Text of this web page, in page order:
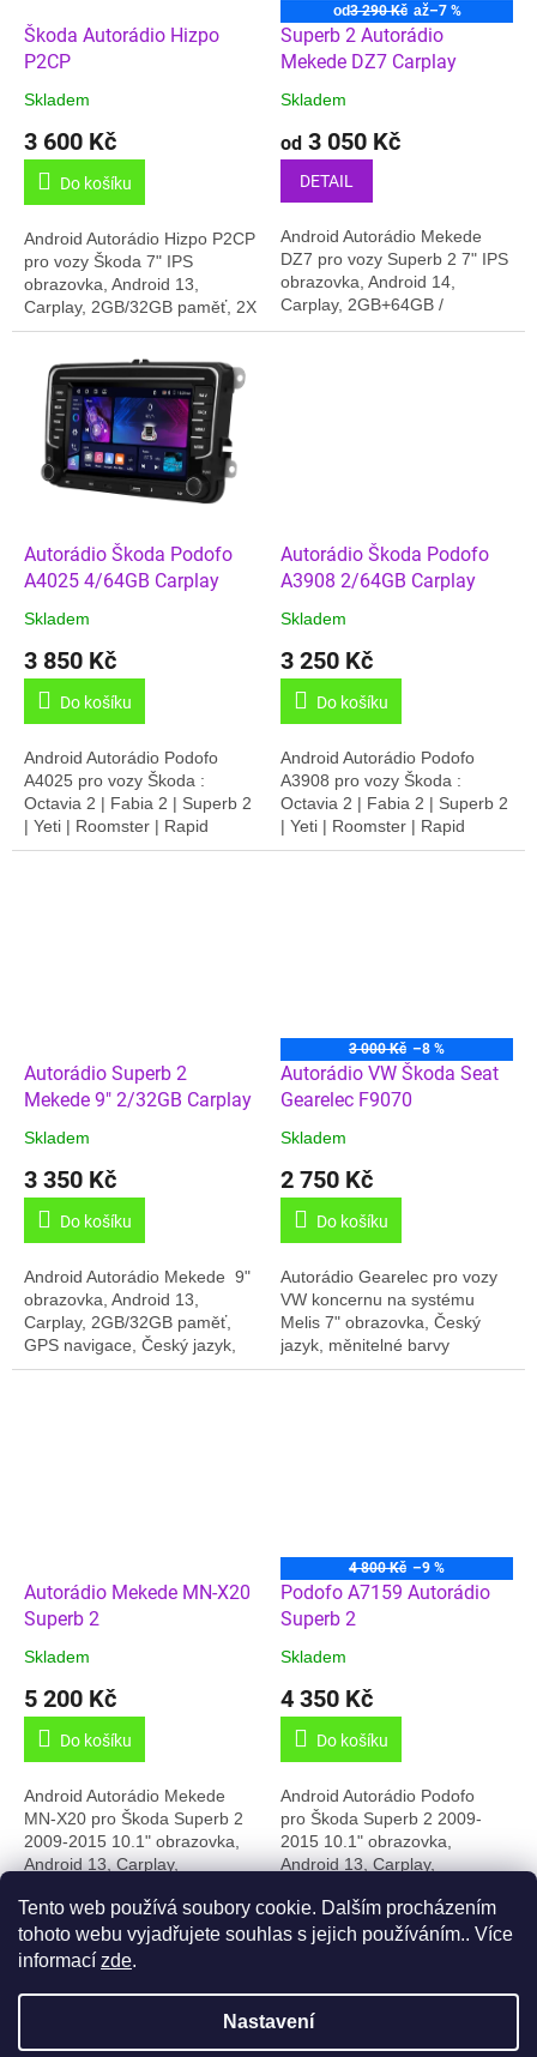
Tento web používá soubory cookie. Dalším procházením
tohoto webu vyjadřujete souhlas s jejich používáním.. Více
informací zde.
Nastavení
Škoda Autorádio Hizpo
P2CP
Skladem
3 600 Kč
Do košíku
Android Autorádio Hizpo P2CP
pro vozy Škoda 7" IPS
obrazovka, Android 13,
Carplay, 2GB/32GB paměť, 2X
USB na předním panelu,
1.5GHZ,GPS, Český jazyk,...
od3 290 Kč až–7 %
Superb 2 Autorádio
Mekede DZ7 Carplay
Skladem
od 3 050 Kč
DETAIL
Android Autorádio Mekede
DZ7 pro vozy Superb 2 7" IPS
obrazovka, Android 14,
Carplay, 2GB+64GB /
4GB+64GB paměť, 2X USB na
Autorádio Škoda Podofo
A4025 4/64GB Carplay
Skladem
3 850 Kč
Do košíku
Android Autorádio Podofo
A4025 pro vozy Škoda :
Octavia 2 | Fabia 2 | Superb 2
| Yeti | Roomster | Rapid
(zkontrolujte zda je tato
Autorádio Škoda Podofo
A3908 2/64GB Carplay
Skladem
3 250 Kč
Do košíku
Android Autorádio Podofo
A3908 pro vozy Škoda :
Octavia 2 | Fabia 2 | Superb 2
| Yeti | Roomster | Rapid
(zkontrolujte zda je tato
Autorádio Superb 2
Mekede 9" 2/32GB Carplay
Skladem
3 350 Kč
Do košíku
Android Autorádio Mekede 9"
obrazovka, Android 13,
Carplay, 2GB/32GB paměť,
GPS navigace, Český jazyk,
Online rádia,.... Pasuje do
3 000 Kč –8 %
Autorádio VW Škoda Seat
Gearelec F9070
Skladem
2 750 Kč
Do košíku
Autorádio Gearelec pro vozy
VW koncernu na systému
Melis 7" obrazovka, Český
jazyk, měnitelné barvy
podsvitu tlačítek, Ovládání
Autorádio Mekede MN-X20
Superb 2
Skladem
5 200 Kč
Do košíku
Android Autorádio Mekede
MN-X20 pro Škoda Superb 2
2009-2015 10.1" obrazovka,
Android 13, Carplay,
Český jazyk, 4G, témata
prostředí.... Sada...
4 800 Kč –9 %
Podofo A7159 Autorádio
Superb 2
Skladem
4 350 Kč
Do košíku
Android Autorádio Podofo
pro Škoda Superb 2 2009-
2015 10.1" obrazovka,
Android 13, Carplay,
Český jazyk, Online rádia,
témata prostředí.... Sada...
O
á
d
a
položek celkem
Vytvořil Shoptet